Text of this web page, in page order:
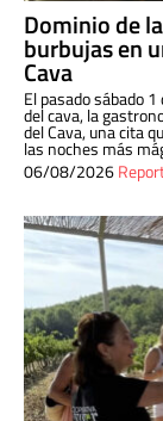
Dominio de
burbujas en
Cava
El pasado sábado
del cava, la
del Cava, una cita
las noches más
06/08/2026